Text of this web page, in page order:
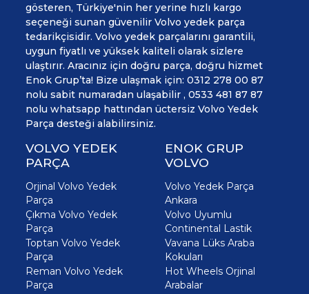
gösteren, Türkiye'nin her yerine hızlı kargo
seçeneği sunan güvenilir Volvo yedek parça
tedarikçisidir. Volvo yedek parçalarını garantili,
uygun fiyatlı ve yüksek kaliteli olarak sizlere
ulaştırır. Aracınız için doğru parça, doğru hizmet
Enok Grup’ta! Bize ulaşmak için: 0312 278 00 87
nolu sabit numaradan ulaşabilir , 0533 481 87 87
nolu whatsapp hattından üctersiz Volvo Yedek
Parça desteği alabilirsiniz.
VOLVO YEDEK
PARÇA
Orjinal Volvo Yedek
Parça
Çıkma Volvo Yedek
Parça
Toptan Volvo Yedek
Parça
Reman Volvo Yedek
Parça
ENOK GRUP
VOLVO
Volvo Yedek Parça
Ankara
Volvo Uyumlu
Continental Lastik
Vavana Lüks Araba
Kokuları
Hot Wheels Orjinal
Arabalar